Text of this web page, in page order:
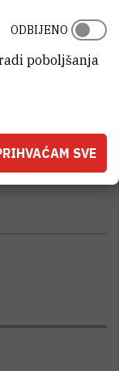
poboljšanja
ODBIJENO
SVE